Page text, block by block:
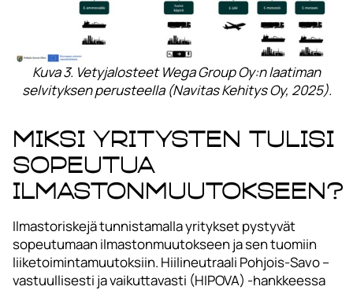
Kuva 3. Vetyjalosteet Wega Group Oy:n laatiman
selvityksen perusteella (Navitas Kehitys Oy, 2025).
Miksi yritysten tulisi
sopeutua
ilmastonmuutokseen?
Ilmastoriskejä tunnistamalla yritykset pystyvät
sopeutumaan ilmastonmuutokseen ja sen tuomiin
liiketoimintamuutoksiin. Hiilineutraali Pohjois-Savo –
vastuullisesti ja vaikuttavasti (HIPOVA) -hankkeessa